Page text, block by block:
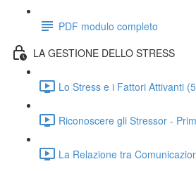
PDF modulo completo
LA GESTIONE DELLO STRESS
Lo Stress e i Fattori Attivanti
Riconoscere gli Stressor -
La Relazione tra